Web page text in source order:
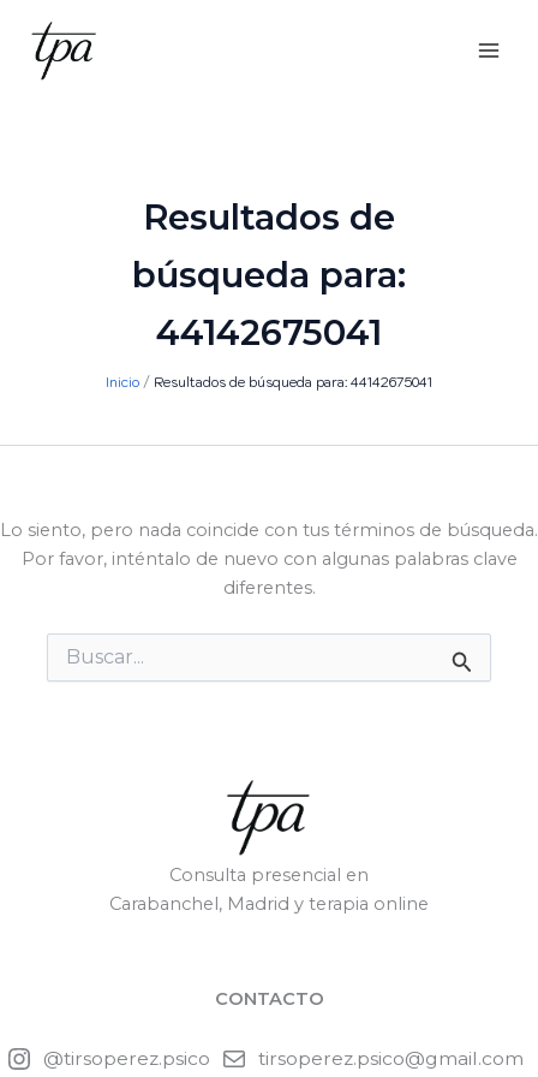
contenido
Resultados de
búsqueda para:
44142675041
Inicio Resultados de búsqueda para: 44142675041
Lo siento, pero nada coincide con tus términos de búsqueda.
Por favor, inténtalo de nuevo con algunas palabras clave
diferentes.
Buscar
por:
Consulta presencial en
Carabanchel, Madrid y terapia online
CONTACTO
@tirsoperez.psico tirsoperez.psico@gmail.com